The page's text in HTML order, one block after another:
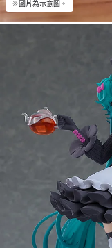
※圖片為示意圖。